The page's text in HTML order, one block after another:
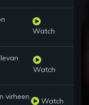
Watch
Watch
virheen Watch